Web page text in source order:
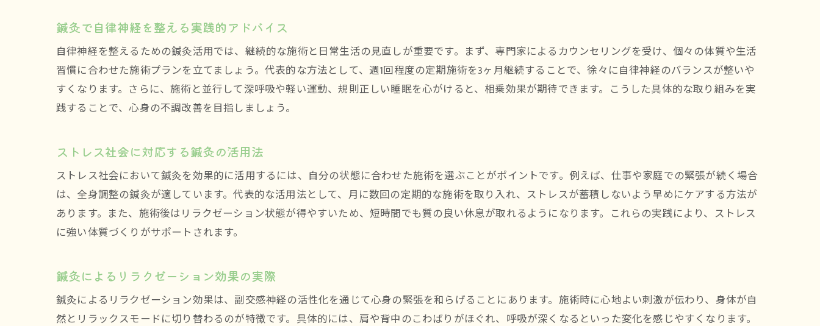
鍼灸とセルフケアで体質改善を続ける方法
鍼灸で自律神経を整える実践的アドバイス
自律神経を整えるための鍼灸活用では、継続的な施術と日常生活の見直しが重要です。まず、専門家によるカウンセリングを受け、個々の体質や生活
習慣に合わせた施術プランを立てましょう。代表的な方法として、週1回程度の定期施術を3ヶ月継続することで、徐々に自律神経のバランスが整いや
すくなります。さらに、施術と並行して深呼吸や軽い運動、規則正しい睡眠を心がけると、相乗効果が期待できます。こうした具体的な取り組みを実
践することで、心身の不調改善を目指しましょう。
ストレス社会に対応する鍼灸の活用法
ストレス社会において鍼灸を効果的に活用するには、自分の状態に合わせた施術を選ぶことがポイントです。例えば、仕事や家庭での緊張が続く場合
は、全身調整の鍼灸が適しています。代表的な活用法として、月に数回の定期的な施術を取り入れ、ストレスが蓄積しないよう早めにケアする方法が
あります。また、施術後はリラクゼーション状態が得やすいため、短時間でも質の良い休息が取れるようになります。これらの実践により、ストレス
に強い体質づくりがサポートされます。
鍼灸によるリラクゼーション効果の実際
鍼灸によるリラクゼーション効果は、副交感神経の活性化を通じて心身の緊張を和らげることにあります。施術時に心地よい刺激が伝わり、身体が自
然とリラックスモードに切り替わるのが特徴です。具体的には、肩や背中のこわばりがほぐれ、呼吸が深くなるといった変化を感じやすくなります。